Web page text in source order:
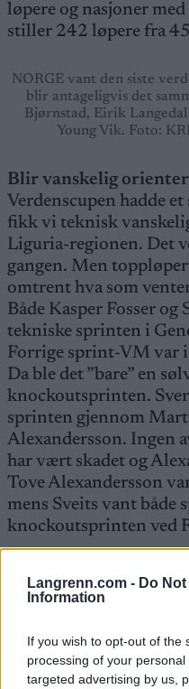
Langrenn.com - Do
Information
If you wish to opt-out of the
processing of your
targeted advertising by us,
løpere og nasjoner
stiller 242 løpere fra
NORGE vant den siste
blir antageligvis det
Bjørnstad, Eirik
Young Vik. Foto:
Blir vanskelig
Verdenscupen hadde
fikk vi teknisk
Liguria-regionen. Det
gangen. Men
omtrent hva som
Både Kasper Fosser
tekniske sprinten i
Forrige sprint-VM var
Da ble det ”bare” en
knockoutsprinten.
sprinten gjennom
Alexandersson. Ingen
har vært skadet og
Tove Alexandersson
mens Sveits vant både
knockoutsprinten ved
Les også:Slik ser du
langrenn.com
– ÅRETS STORE
VM i Genova denne uka.